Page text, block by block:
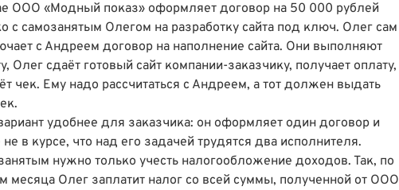
ООО «Модный показ» оформляет договор на 50 000 рублей
с самозанятым Олегом на разработку сайта под ключ. Олег сам
с Андреем договор на наполнение сайта. Они выполняют
Олег сдаёт готовый сайт компании-заказчику, получает оплату,
чек. Ему надо рассчитаться с Андреем, а тот должен выдать
удобнее для заказчика: он оформляет один договор и
в курсе, что над его задачей трудятся два исполнителя.
нужно только учесть налогообложение доходов. Так, по
месяца Олег заплатит налог со всей суммы, полученной от ООО